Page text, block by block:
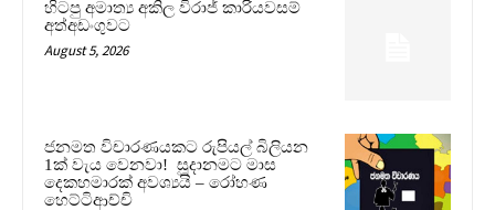
හිටපු අමාත්‍ය අකිල විරාජ් කාරියවසම්
අත්අඩංගුවට
August 5, 2026
ජනමත විචාරණයකට රුපියල් බිලියන
1ක් වැය වෙනවා! සූදානමට මාස
දෙකහමාරක් අවශ්‍යයි – රෝහණ
හෙට්ටිආච්චි